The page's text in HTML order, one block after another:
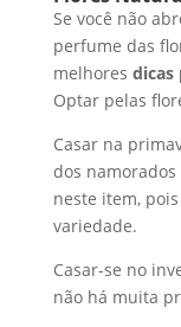
Se você não
perfume das
melhores dicas
Optar pelas
Casar na
dos
neste item,
variedade.
Casar-se no
não há muita